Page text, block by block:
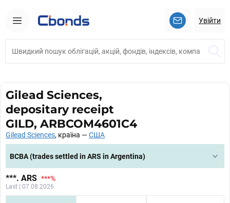
Увійти
Gilead Sciences,
depositary receipt
GILD, ARBCOM4601C4
Gilead Sciences, країна —США
BCBA (trades settled in ARS in Argentina)
***. ARS ***%
Last | 07.08.2026